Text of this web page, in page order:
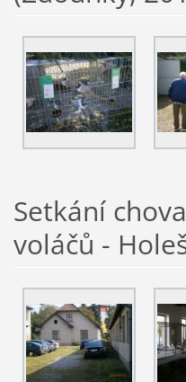
Setkání
voláčů -